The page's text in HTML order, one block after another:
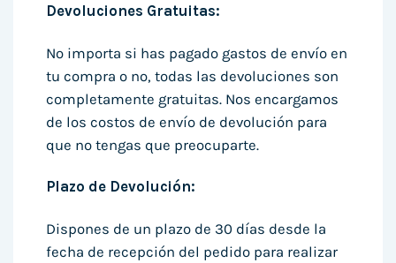
Devoluciones Gratuitas:
No importa si has pagado gastos de envío en
tu compra o no, todas las devoluciones son
completamente gratuitas. Nos encargamos
de los costos de envío de devolución para
que no tengas que preocuparte.
Plazo de Devolución:
Dispones de un plazo de 30 días desde la
fecha de recepción del pedido para realizar